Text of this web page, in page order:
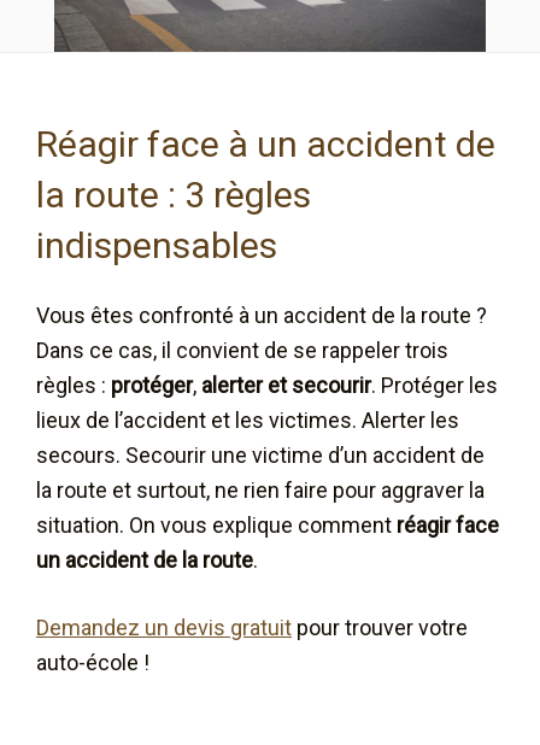
Réagir face à un accident de
la route : 3 règles
indispensables
Vous êtes confronté à un accident de la route ?
Dans ce cas, il convient de se rappeler trois
règles : protéger, alerter et secourir. Protéger les
lieux de l’accident et les victimes. Alerter les
secours. Secourir une victime d’un accident de
la route et surtout, ne rien faire pour aggraver la
situation. On vous explique comment réagir face
un accident de la route.
Demandez un devis gratuit pour trouver votre
auto-école !